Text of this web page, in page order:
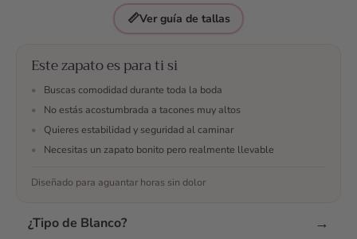
estuve hablando con
ellos por whatsap,
dudas, me ayudaron
escojer y finalmente
me decidí. No me
arrepiento y son los
mejores zapatos que
boda 🥰 maravillosos
📏Ver guía de tallas
Este zapato es para ti si
•
Buscas comodidad durante toda la boda
•
No estás acostumbrada a tacones muy altos
•
Quieres estabilidad y seguridad al caminar
•
Necesitas un zapato bonito pero realmente llevable
Diseñado para aguantar horas sin dolor
¿Tipo de Blanco? →